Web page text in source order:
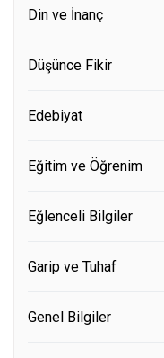
Din ve İnanç
Düşünce Fikir
Edebiyat
Eğitim ve Öğrenim
Eğlenceli Bilgiler
Garip ve Tuhaf
Genel Bilgiler